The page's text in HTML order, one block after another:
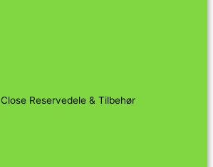
Close Reservedele & Tilbehør